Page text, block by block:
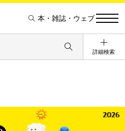
本・雑誌・ウェブ
詳細検索